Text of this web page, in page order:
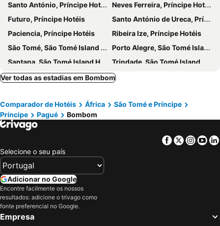
Santo António, Príncipe Hotéis
Neves Ferreira, Príncipe Hotéis
Futuro, Príncipe Hotéis
Santo António de Ureca, Príncipe Hotéis
Paciencia, Príncipe Hotéis
Ribeira Ize, Príncipe Hotéis
São Tomé, São Tomé Island Hotéis
Porto Alegre, São Tomé Island Hotéis
Santana, São Tomé Island Hotéis
Trindade, São Tomé Island Hotéis
Bela Vista, Príncipe Hotéis
Neves, São Tomé Island Hotéis
Ver todas as estadias em Bombom
Comparador de Hotéis África
São Tomé e Príncipe
Príncipe
Pagué Bombom
Facebook
Twitter
Selecione o seu país
Adicionar no Google
Encontre facilmente os nossos
resultados: adicione o trivago como
fonte preferencial no Google.
Empresa